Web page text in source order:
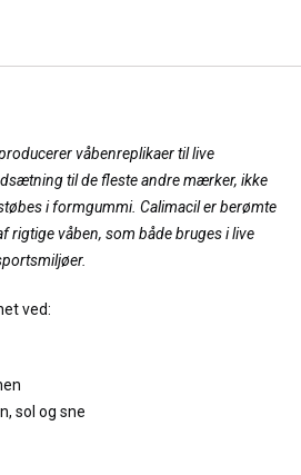
våbenreplikaer til live
til de fleste andre mærker, ikke
i formgummi. Calimacil er berømte
rigtige våben, som både bruges i live
ved:
sol og sne